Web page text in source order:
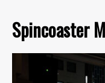
Spincoaster